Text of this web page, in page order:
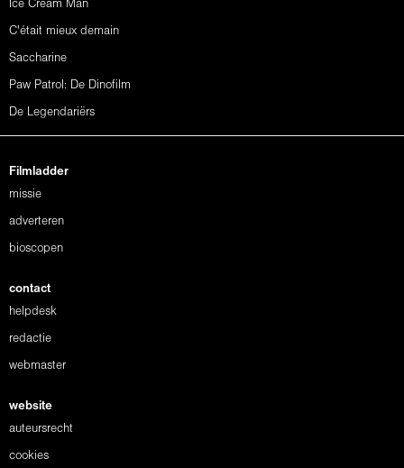
Ice Cream Man
C'était mieux demain
Saccharine
Paw Patrol: De Dinofilm
De Legendariërs
Filmladder
missie
adverteren
bioscopen
contact
helpdesk
redactie
webmaster
website
auteursrecht
cookies